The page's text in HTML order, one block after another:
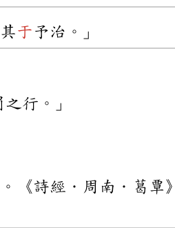
于 予治。」
之行。」
。《詩經．周南．葛覃